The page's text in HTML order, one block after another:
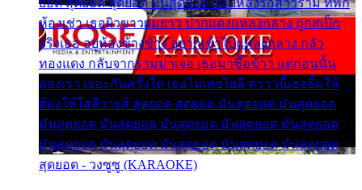
ห้องเช่า เธอผิวขาวผมยาว ปากแดงแหลงกลาง ถูกสเป็ก
จริงเธอ อยู่ห้องข้างข้าง อยากเข้าไปแหลงกลาง กลัว
ทองแดง กลับจากรามมาเจอ เธอมาซื้อข้าว แต่ก่อนนั้น
สองเรา เจอะกันครั้งใด เธอไม่เคยไยดี คราวนี้เธอยิ้มให้
ต้องให้ใส่ลีวายส์ สุดยอด สุดยอด มันสุดยอด มันสุดยอด
มันสุดยอด มันสุดยอด มันสุดยอด มันสุดยอด มันสุดยอด
มันสุดยอด มันสุดยอด มันสุดยอด มันสุดยอด มันสุดยอด
สุดยอด - วงซูซู (KARAOKE)